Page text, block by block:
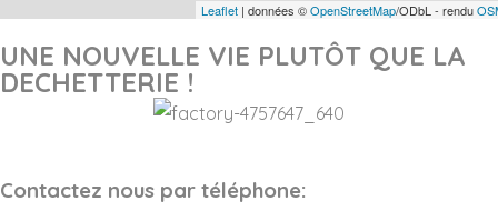
Leaflet | données ©OpenStreetMap/ODbL - rendu
UNE NOUVELLE VIE PLUTÔT QUE LA
DECHETTERIE !
Contactez nous par téléphone: